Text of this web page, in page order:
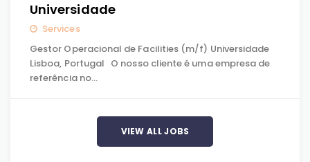
Universidade
Services
Gestor Operacional de Facilities (m/f) Universidade
Lisboa, Portugal O nosso cliente é uma empresa de
referência no…
VIEW ALL JOBS